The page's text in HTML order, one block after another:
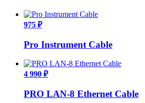
975 ₽
Pro Instrument Cable
4 990 ₽
PRO LAN-8 Ethernet Cable